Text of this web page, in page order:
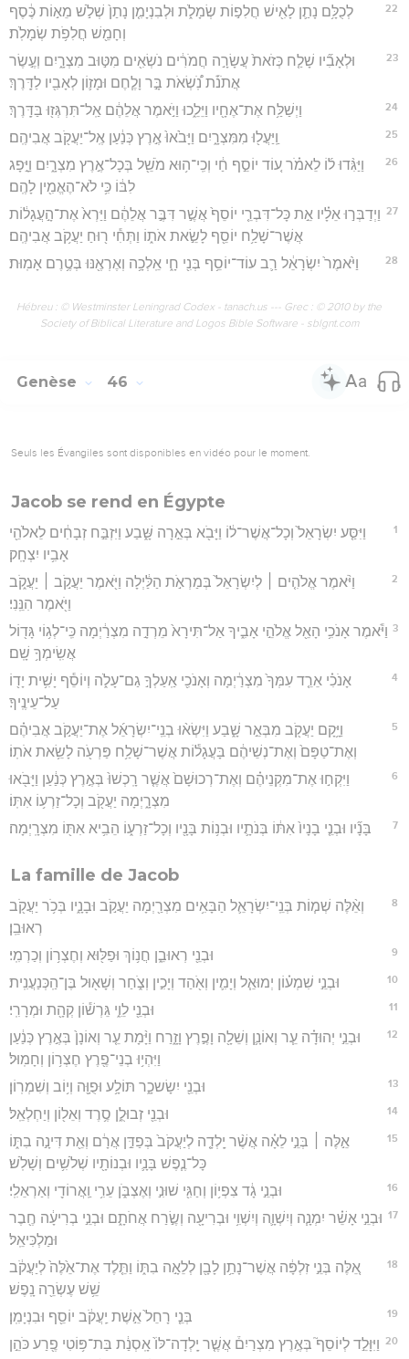
22
לְכֻלָּ֥ם נָתַ֛ן לָאִ֖ישׁ חֲלִפ֣וֹת שְׂמָלֹ֑ת וּלְבִנְיָמִ֤ן נָתַן֙ שְׁלֹ֣שׁ מֵא֣וֹת כֶּ֔סֶף
וְחָמֵ֖שׁ חֲלִפֹ֥ת שְׂמָלֹֽת׃
23
וּלְאָבִ֞יו שָׁלַ֤ח כְּזֹאת֙ עֲשָׂרָ֣ה חֲמֹרִ֔ים נֹשְׂאִ֖ים מִטּ֣וּב מִצְרָ֑יִם וְעֶ֣שֶׂר
אֲתֹנֹ֡ת נֹֽ֠שְׂאֹת בָּ֣ר וָלֶ֧חֶם וּמָז֛וֹן לְאָבִ֖יו לַדָּֽרֶךְ׃
24 וַיְשַׁלַּ֥ח אֶת־אֶחָ֖יו וַיֵּלֵ֑כוּ וַיֹּ֣אמֶר אֲלֵהֶ֔ם אַֽל־תִּרְגְּז֖וּ בַּדָּֽרֶךְ׃
25 וַֽיַּעֲל֖וּ מִמִּצְרָ֑יִם וַיָּבֹ֙אוּ֙ אֶ֣רֶץ כְּנַ֔עַן אֶֽל־יַעֲקֹ֖ב אֲבִיהֶֽם׃
26
וַיַּגִּ֨דוּ ל֜וֹ לֵאמֹ֗ר ע֚וֹד יוֹסֵ֣ף חַ֔י וְכִֽי־ה֥וּא מֹשֵׁ֖ל בְּכָל־אֶ֣רֶץ מִצְרָ֑יִם וַיָּ֣פָג
לִבּ֔וֹ כִּ֥י לֹא־הֶאֱמִ֖ין לָהֶֽם׃
27
וַיְדַבְּר֣וּ אֵלָ֗יו אֵ֣ת כָּל־דִּבְרֵ֤י יוֹסֵף֙ אֲשֶׁ֣ר דִּבֶּ֣ר אֲלֵהֶ֔ם וַיַּרְא֙ אֶת־הָ֣עֲגָל֔וֹת
אֲשֶׁר־שָׁלַ֥ח יוֹסֵ֖ף לָשֵׂ֣את אֹת֑וֹ וַתְּחִ֕י ר֖וּחַ יַעֲקֹ֥ב אֲבִיהֶֽם׃
28 וַיֹּ֙אמֶר֙ יִשְׂרָאֵ֔ל רַ֛ב עוֹד־יוֹסֵ֥ף בְּנִ֖י חָ֑י אֵֽלְכָ֥ה וְאֶרְאֶ֖נּוּ בְּטֶ֥רֶם אָמֽוּת׃
Hébreu : © Westminster Leningrad Codex - tanach.us --- Grec : © 2010 by the
Society of Biblical Literature and Logos Bible Software - sblgnt.com
Genèse 46
Seuls les Évangiles sont disponibles en vidéo pour le moment.
Jacob se rend en Égypte
1
וַיִּסַּ֤ע יִשְׂרָאֵל֙ וְכָל־אֲשֶׁר־ל֔וֹ וַיָּבֹ֖א בְּאֵ֣רָה שָּׁ֑בַע וַיִּזְבַּ֣ח זְבָחִ֔ים לֵאלֹהֵ֖י
אָבִ֥יו יִצְחָֽק׃
2
וַיֹּ֨אמֶר אֱלֹהִ֤ים ׀ לְיִשְׂרָאֵל֙ בְּמַרְאֹ֣ת הַלַּ֔יְלָה וַיֹּ֖אמֶר יַעֲקֹ֣ב ׀ יַעֲקֹ֑ב
וַיֹּ֖אמֶר הִנֵּֽנִי׃
3 וַיֹּ֕אמֶר אָנֹכִ֥י הָאֵ֖ל אֱלֹהֵ֣י אָבִ֑יךָ אַל־תִּירָא֙ מֵרְדָ֣ה מִצְרַ֔יְמָה כִּֽי־לְג֥וֹי גָּד֖וֹל
אֲשִֽׂימְךָ֥ שָֽׁם׃
4
אָנֹכִ֗י אֵרֵ֤ד עִמְּךָ֙ מִצְרַ֔יְמָה וְאָנֹכִ֖י אַֽעַלְךָ֣ גַם־עָלֹ֑ה וְיוֹסֵ֕ף יָשִׁ֥ית יָד֖וֹ
עַל־עֵינֶֽיךָ׃
5
וַיָּ֥קָם יַעֲקֹ֖ב מִבְּאֵ֣ר שָׁ֑בַע וַיִּשְׂא֨וּ בְנֵֽי־יִשְׂרָאֵ֜ל אֶת־יַעֲקֹ֣ב אֲבִיהֶ֗ם
וְאֶת־טַפָּם֙ וְאֶת־נְשֵׁיהֶ֔ם בָּעֲגָל֕וֹת אֲשֶׁר־שָׁלַ֥ח פַּרְעֹ֖ה לָשֵׂ֥את אֹתֽוֹ׃
6
וַיִּקְח֣וּ אֶת־מִקְנֵיהֶ֗ם וְאֶת־רְכוּשָׁם֙ אֲשֶׁ֤ר רָֽכְשׁוּ֙ בְּאֶ֣רֶץ כְּנַ֔עַן וַיָּבֹ֖אוּ
מִצְרָ֑יְמָה יַעֲקֹ֖ב וְכָל־זַרְע֥וֹ אִתּֽוֹ׃
7 בָּנָ֞יו וּבְנֵ֤י בָנָיו֙ אִתּ֔וֹ בְּנֹתָ֛יו וּבְנ֥וֹת בָּנָ֖יו וְכָל־זַרְע֑וֹ הֵבִ֥יא אִתּ֖וֹ מִצְרָֽיְמָה׃
La famille de Jacob
8
וְאֵ֨לֶּה שְׁמ֧וֹת בְּנֵֽי־יִשְׂרָאֵ֛ל הַבָּאִ֥ים מִצְרַ֖יְמָה יַעֲקֹ֣ב וּבָנָ֑יו בְּכֹ֥ר יַעֲקֹ֖ב
רְאוּבֵֽן׃
9 וּבְנֵ֖י רְאוּבֵ֑ן חֲנ֥וֹךְ וּפַלּ֖וּא וְחֶצְר֥וֹן וְכַרְמִֽי׃
10 וּבְנֵ֣י שִׁמְע֗וֹן יְמוּאֵ֧ל וְיָמִ֛ין וְאֹ֖הַד וְיָכִ֣ין וְצֹ֑חַר וְשָׁא֖וּל בֶּן־הַֽכְּנַעֲנִֽית׃
11 וּבְנֵ֖י לֵוִ֑י גֵּרְשׁ֕וֹן קְהָ֖ת וּמְרָרִֽי׃
12
וּבְנֵ֣י יְהוּדָ֗ה עֵ֧ר וְאוֹנָ֛ן וְשֵׁלָ֖ה וָפֶ֣רֶץ וָזָ֑רַח וַיָּ֨מָת עֵ֤ר וְאוֹנָן֙ בְּאֶ֣רֶץ כְּנַ֔עַן
וַיִּהְי֥וּ בְנֵי־פֶ֖רֶץ חֶצְר֥וֹן וְחָמֽוּל׃
13 וּבְנֵ֖י יִשָׂשכָ֑ר תּוֹלָ֥ע וּפֻוָּ֖ה וְי֥וֹב וְשִׁמְרֽוֹן׃
14 וּבְנֵ֖י זְבוּלֻ֑ן סֶ֥רֶד וְאֵל֖וֹן וְיַחְלְאֵֽל׃
15
אֵ֣לֶּה ׀ בְּנֵ֣י לֵאָ֗ה אֲשֶׁ֨ר יָֽלְדָ֤ה לְיַעֲקֹב֙ בְּפַדַּ֣ן אֲרָ֔ם וְאֵ֖ת דִּינָ֣ה בִתּ֑וֹ
כָּל־נֶ֧פֶשׁ בָּנָ֛יו וּבְנוֹתָ֖יו שְׁלֹשִׁ֥ים וְשָׁלֹֽשׁ׃
16 וּבְנֵ֣י גָ֔ד צִפְי֥וֹן וְחַגִּ֖י שׁוּנִ֣י וְאֶצְבֹּ֑ן עֵרִ֥י וַֽאֲרוֹדִ֖י וְאַרְאֵלִֽי׃
17 וּבְנֵ֣י אָשֵׁ֗ר יִמְנָ֧ה וְיִשְׁוָ֛ה וְיִשְׁוִ֥י וּבְרִיעָ֖ה וְשֶׂ֣רַח אֲחֹתָ֑ם וּבְנֵ֣י בְרִיעָ֔ה חֶ֖בֶר
וּמַלְכִּיאֵֽל׃
18
אֵ֚לֶּה בְּנֵ֣י זִלְפָּ֔ה אֲשֶׁר־נָתַ֥ן לָבָ֖ן לְלֵאָ֣ה בִתּ֑וֹ וַתֵּ֤לֶד אֶת־אֵ֙לֶּה֙ לְיַעֲקֹ֔ב
שֵׁ֥שׁ עֶשְׂרֵ֖ה נָֽפֶשׁ׃
19 בְּנֵ֤י רָחֵל֙ אֵ֣שֶׁת יַֽעֲקֹ֔ב יוֹסֵ֖ף וּבִנְיָמִֽן׃
20
וַיִּוָּלֵ֣ד לְיוֹסֵף֮ בְּאֶ֣רֶץ מִצְרַיִם֒ אֲשֶׁ֤ר יָֽלְדָה־לּוֹ֙ אָֽסְנַ֔ת בַּת־פּ֥וֹטִי פֶ֖רַע כֹּהֵ֣ן